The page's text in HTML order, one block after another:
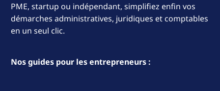
PME, startup ou indépendant, simplifiez enfin vos
démarches administratives, juridiques et comptables
en un seul clic.
Nos guides pour les entrepreneurs :